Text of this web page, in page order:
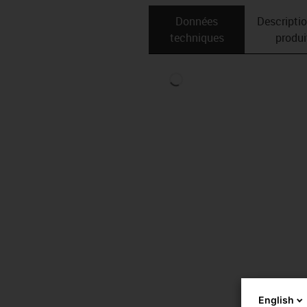
Données
techniques
English